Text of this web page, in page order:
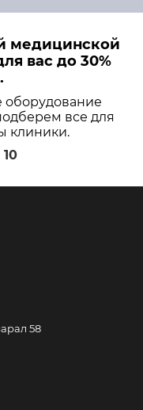
медицинской
вас до 30%
оборудование
все для
клиники.
10
58